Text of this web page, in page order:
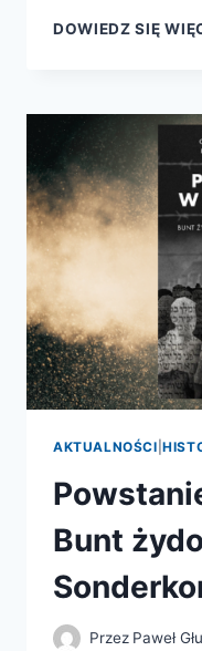
DOWIEDZ SIĘ
AKTUALNOŚCI |
Bunt
Przez Paweł